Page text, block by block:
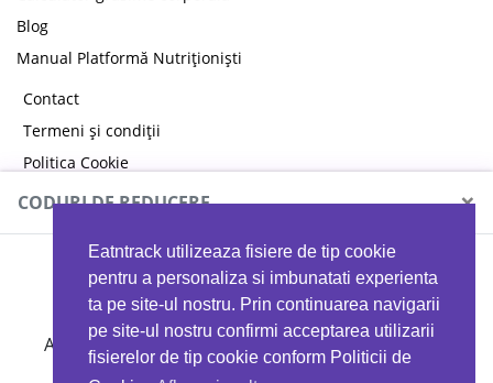
Eatntrack utilizeaza fisiere de tip cookie
pentru a personaliza si imbunatati experienta
ta pe site-ul nostru. Prin continuarea navigarii
pe site-ul nostru confirmi acceptarea utilizarii
fisierelor de tip cookie conform Politicii de
Blog
Manual Platformă Nutriționiști
Contact
Termeni și condiții
Politica Cookie
Politica de confidențialitate
CODURI DE REDUCERE ×
MYPROTEIN
Ai 40%reducere la orice comandă folosind codul
EATTRACK